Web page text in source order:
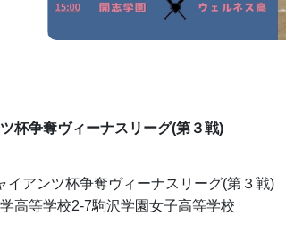
杯争奪ヴィーナスリーグ(第３戦)
イアンツ杯争奪ヴィーナスリーグ(第３戦)
高等学校2-7駒沢学園女子高等学校